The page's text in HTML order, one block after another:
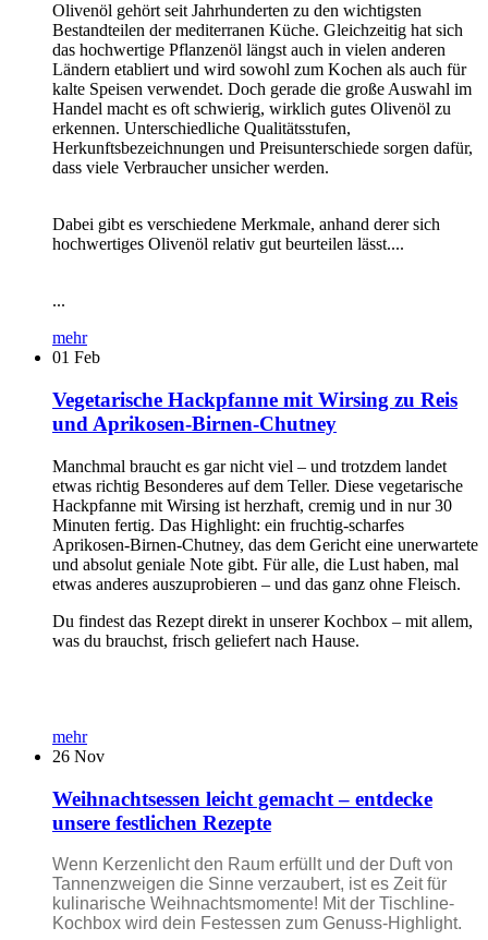
Olivenöl gehört seit Jahrhunderten zu den wichtigsten
Bestandteilen der mediterranen Küche. Gleichzeitig hat sich
das hochwertige Pflanzenöl längst auch in vielen anderen
Ländern etabliert und wird sowohl zum Kochen als auch für
kalte Speisen verwendet. Doch gerade die große Auswahl im
Handel macht es oft schwierig, wirklich gutes Olivenöl zu
erkennen. Unterschiedliche Qualitätsstufen,
Herkunftsbezeichnungen und Preisunterschiede sorgen dafür,
dass viele Verbraucher unsicher werden.
Dabei gibt es verschiedene Merkmale, anhand derer sich
hochwertiges Olivenöl relativ gut beurteilen lässt....
...
mehr
01 Feb
Vegetarische Hackpfanne mit Wirsing zu Reis
und Aprikosen-Birnen-Chutney
Manchmal braucht es gar nicht viel – und trotzdem landet
etwas richtig Besonderes auf dem Teller. Diese vegetarische
Hackpfanne mit Wirsing ist herzhaft, cremig und in nur 30
Minuten fertig. Das Highlight: ein fruchtig-scharfes
Aprikosen-Birnen-Chutney, das dem Gericht eine unerwartete
und absolut geniale Note gibt. Für alle, die Lust haben, mal
etwas anderes auszuprobieren – und das ganz ohne Fleisch.
Du findest das Rezept direkt in unserer Kochbox – mit allem,
was du brauchst, frisch geliefert nach Hause.
mehr
26 Nov
Weihnachtsessen leicht gemacht – entdecke
unsere festlichen Rezepte
Wenn Kerzenlicht den Raum erfüllt und der Duft von
Tannenzweigen die Sinne verzaubert, ist es Zeit für
kulinarische Weihnachtsmomente! Mit der Tischline-
Kochbox wird dein Festessen zum Genuss-Highlight.